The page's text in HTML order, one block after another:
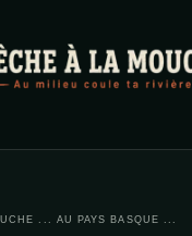
... AU PAYS BASQUE ...